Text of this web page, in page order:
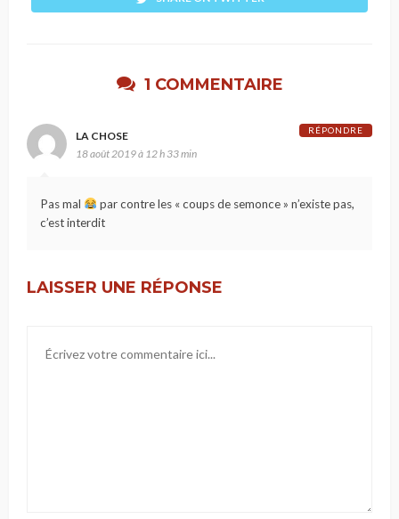
1 COMMENTAIRE
LA CHOSE
18 août 2019 à 12 h 33 min
Pas mal
par contre les « coups de semonce » n’existe pas,
c’est interdit
RÉPONDRE
LAISSER UNE RÉPONSE